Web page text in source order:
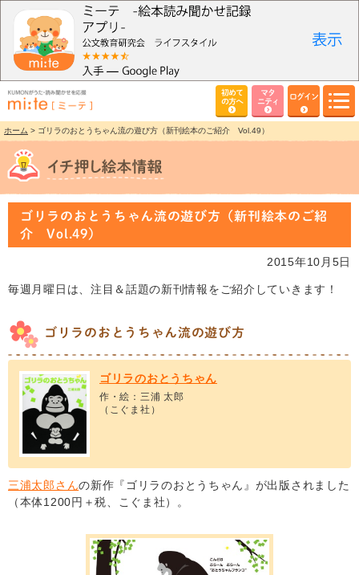
初めて
の方へ
マタ
ニティ
ログイン
ホーム > ゴリラのおとうちゃん流の遊び方（新刊絵本のご紹介 Vol.49）
ゴリラのおとうちゃん流の遊び方（新刊絵本のご紹
介 Vol.49）
2015年10月5日
毎週月曜日は、注目＆話題の新刊情報をご紹介していきます！
ゴリラのおとうちゃん流の遊び方
ゴリラのおとうちゃん
作・絵：三浦 太郎
（こぐま社）
三浦太郎さんの新作『ゴリラのおとうちゃん』が出版されました
（本体1200円＋税、こぐま社）。